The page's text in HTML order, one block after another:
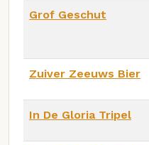
Grof Geschut
Zuiver Zeeuws Bier
In De Gloria Tripel